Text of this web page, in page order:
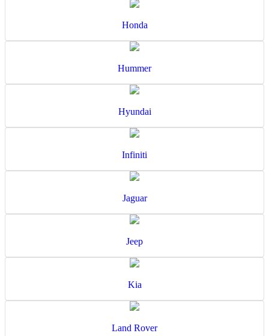
Honda
Hummer
Hyundai
Infiniti
Jaguar
Jeep
Kia
Land Rover